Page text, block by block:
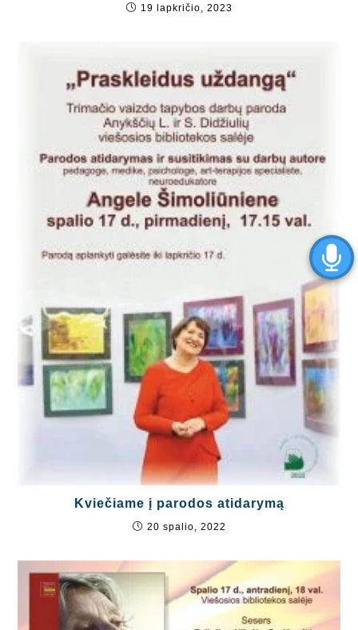
19 lapkričio, 2023
Kviečiame į parodos atidarymą
20 spalio, 2022